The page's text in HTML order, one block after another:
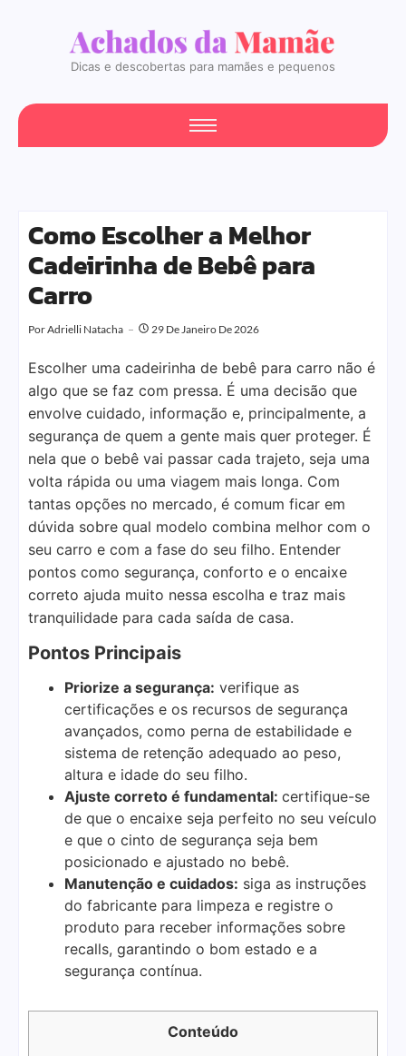
Dicas e descobertas para mamães e pequenos
Como Escolher a Melhor
Cadeirinha de Bebê para
Carro
PorAdrielli Natacha 29 De Janeiro De 2026
Escolher uma cadeirinha de bebê para carro não é
algo que se faz com pressa. É uma decisão que
envolve cuidado, informação e, principalmente, a
segurança de quem a gente mais quer proteger. É
nela que o bebê vai passar cada trajeto, seja uma
volta rápida ou uma viagem mais longa. Com
tantas opções no mercado, é comum ficar em
dúvida sobre qual modelo combina melhor com o
seu carro e com a fase do seu filho. Entender
pontos como segurança, conforto e o encaixe
correto ajuda muito nessa escolha e traz mais
tranquilidade para cada saída de casa.
Pontos Principais
Priorize a segurança: verifique as
certificações e os recursos de segurança
avançados, como perna de estabilidade e
sistema de retenção adequado ao peso,
altura e idade do seu filho.
Ajuste correto é fundamental: certifique-se
de que o encaixe seja perfeito no seu veículo
e que o cinto de segurança seja bem
posicionado e ajustado no bebê.
Manutenção e cuidados: siga as instruções
do fabricante para limpeza e registre o
produto para receber informações sobre
recalls, garantindo o bom estado e a
segurança contínua.
Conteúdo